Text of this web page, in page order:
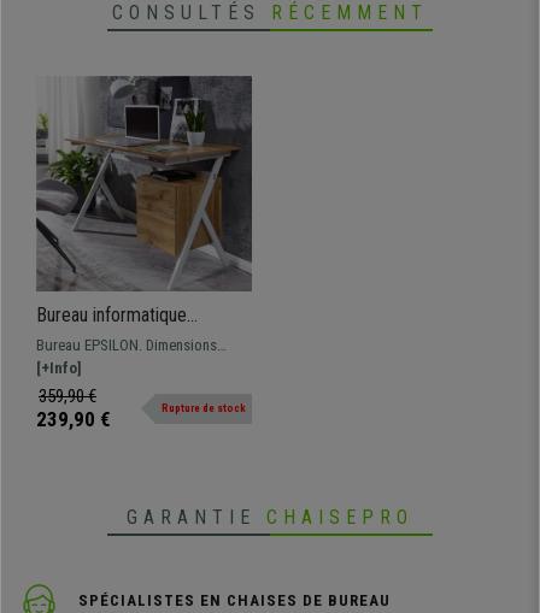
CONSULTÉS RÉCEMMENT
Bureau informatique
EPSILON, 120x60x76 cm,
avec Tiroir, en Bois, Couleur
Chêne
Bureau EPSILON. Dimensions
120x60 et 76 cm Un bureau au
design intemporel, qui s'adaptera
dans n'importe quel espace. Il se
[+Info]
359,90 €
239,90 € Rupture de stock
GARANTIE CHAISEPRO
SPÉCIALISTES EN CHAISES DE BUREAU